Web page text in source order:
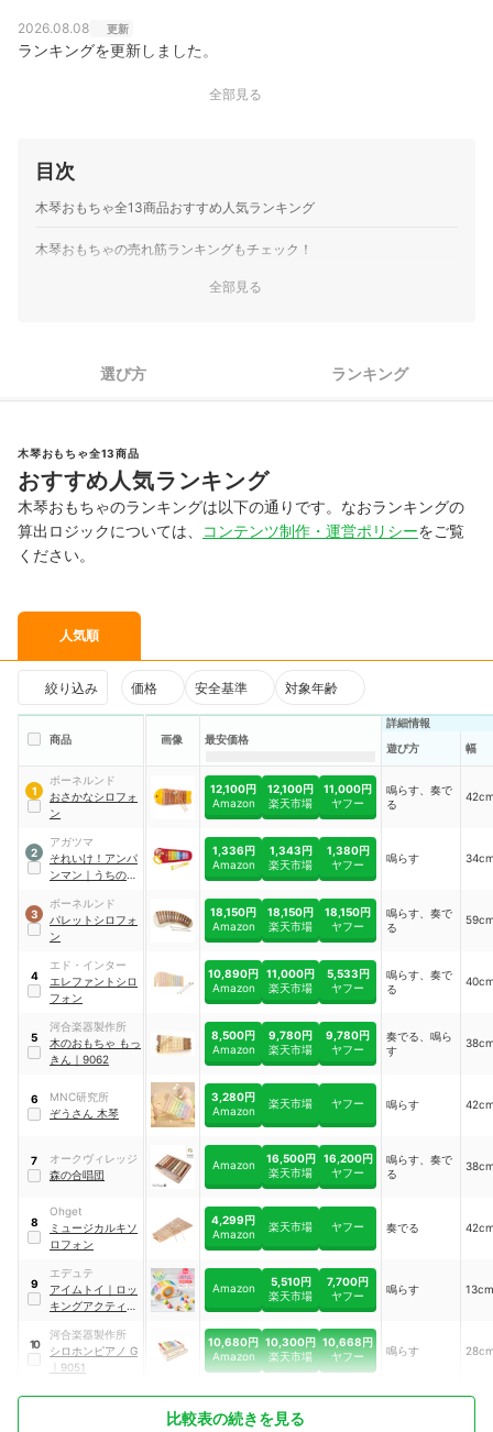
2026.08.08 更新
ランキングを更新しました。
全部見る
目次
木琴おもちゃ全13商品おすすめ人気ランキング
木琴おもちゃの売れ筋ランキングもチェック！
全部見る
選び方 ランキング
木琴おもちゃ全13商品
おすすめ人気ランキング
木琴おもちゃのランキングは以下の通りです。なおランキングの
算出ロジックについては、
コンテンツ制作・運営ポリシーをご覧
ください。
人気順
絞り込み 価格 安全基準 対象年齢
商品 画像 最安価格
詳細情報
遊び方
幅
1
ボーネルンド
おさかなシロフォ
ン
12,100円
Amazon
12,100円
楽天市場
11,000円
ヤフー
鳴らす、奏で
る
2
アガツマ
それいけ！アンパ
ンマン ｜ うちの子
1,336円
Amazon
1,343円
楽天市場
1,380円
ヤフー
鳴らす
3
ボーネルンド
パレットシロフォ
ン
18,150円
Amazon
18,150円
楽天市場
18,150円
ヤフー
鳴らす、奏で
る
4
エド・インター
エレファントシロ
フォン
10,890円
Amazon
11,000円
楽天市場
5,533円
ヤフー
鳴らす、奏で
る
5
河合楽器製作所
木のおもちゃ もっ
きん ｜ 9062
8,500円
Amazon
9,780円
楽天市場
9,780円
ヤフー
奏でる、鳴ら
す
6
MNC研究所
ぞうさん 木琴
3,280円
Amazon
楽天市場 ヤフー 鳴らす
7
オークヴィレッジ
森の合唱団
Amazon
16,500円
楽天市場
16,200円
ヤフー
鳴らす、奏で
る
8
Ohget
ミュージカルキソ
ロフォン
4,299円
Amazon
楽天市場 ヤフー 奏でる
9
エデュテ
アイムトイ ｜ ロッ
キングアクティビ
Amazon
5,510円
楽天市場
7,700円
ヤフー
鳴らす 13cm
10
河合楽器製作所
シロホンピアノ G
9051
10,680円
Amazon
10,300円
楽天市場
10,668円
ヤフー
鳴らす
比較表の続きを見る